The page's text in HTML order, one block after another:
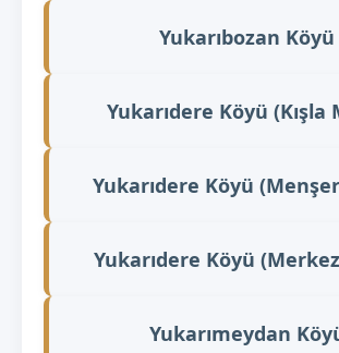
Yukarıbozan Köyü
Yukarıdere Köyü (Kışla
Yukarıdere Köyü
Yukarıdere Köyü
Yukarımeydan